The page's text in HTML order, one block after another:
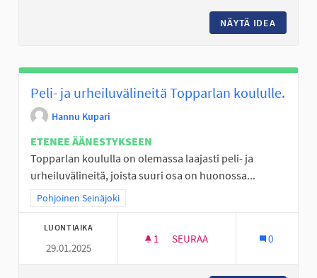
NÄYTÄ IDEA
Peli- ja urheiluvälineitä Topparlan koululle.
Hannu Kupari
ETENEE ÄÄNESTYKSEEN
Topparlan koululla on olemassa laajasti peli- ja
urheiluvälineitä, joista suuri osa on huonossa...
Rajaa tulokset teeman mukaan: Pohjoinen Seinäjoki
Pohjoinen Seinäjoki
LUONTIAIKA
29.01.2025
1 1 SEURAAJA
SEURAA 0